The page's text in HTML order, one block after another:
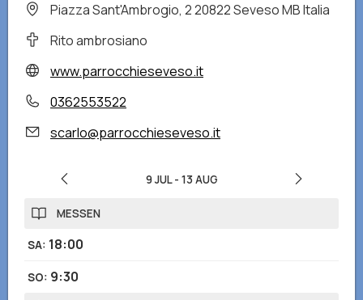
Piazza Sant'Ambrogio, 2 20822 Seveso MB Italia
Rito ambrosiano
www.parrocchieseveso.it
0362553522
scarlo@parrocchieseveso.it
9 JUL- 13 AUG
MESSEN
SA: 18:00
SO: 9:30